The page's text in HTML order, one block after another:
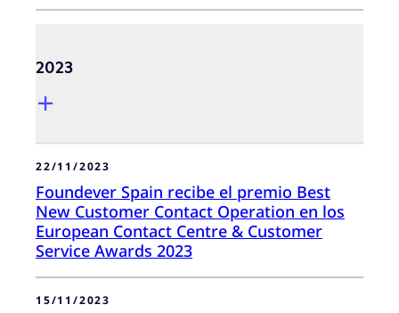
2023
22/11/2023
Foundever Spain recibe el premio Best
New Customer Contact Operation en los
European Contact Centre & Customer
Service Awards 2023
15/11/2023